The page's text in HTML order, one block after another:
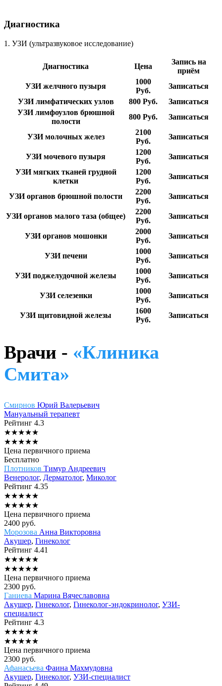
Диагностика
1. УЗИ (ультразвуковое исследование)
Диагностика Цена
Запись на
приём
УЗИ желчного пузыря
1000
Руб.
Записаться
УЗИ лимфатических узлов
800 Руб.
Записаться
УЗИ лимфоузлов брюшной
полости
800 Руб. Записаться
УЗИ молочных желез
2100
Руб.
Записаться
УЗИ мочевого пузыря
1200
Руб.
Записаться
УЗИ мягких тканей грудной
клетки
1200
Руб.
Записаться
УЗИ органов брюшной полости
2200
Руб.
Записаться
УЗИ органов малого таза (общее)
2200
Руб.
Записаться
УЗИ органов мошонки
2000
Руб.
Записаться
УЗИ печени
1000
Руб.
Записаться
УЗИ поджелудочной железы
1000
Руб.
Записаться
УЗИ селезенки
1000
Руб.
Записаться
УЗИ щитовидной железы
1600
Руб.
Записаться
Врачи - «Клиника
Смита»
Смирнов Юрий Валерьевич
Мануальный терапевт
Рейтинг 4.3
★★★★★
★★★★★
Цена первичного приема
Бесплатно
Плотников Тимур Андреевич
Венеролог, Дерматолог, Миколог
Рейтинг 4.35
★★★★★
★★★★★
Цена первичного приема
2400 руб.
Морозова Анна Викторовна
Акушер, Гинеколог
Рейтинг 4.41
★★★★★
★★★★★
Цена первичного приема
2300 руб.
Ганиева Марина Вячеславовна
Акушер, Гинеколог, Гинеколог-эндокринолог, УЗИ-
специалист
Рейтинг 4.3
★★★★★
★★★★★
Цена первичного приема
2300 руб.
Афанасьева Фаина Махмудовна
Акушер, Гинеколог, УЗИ-специалист